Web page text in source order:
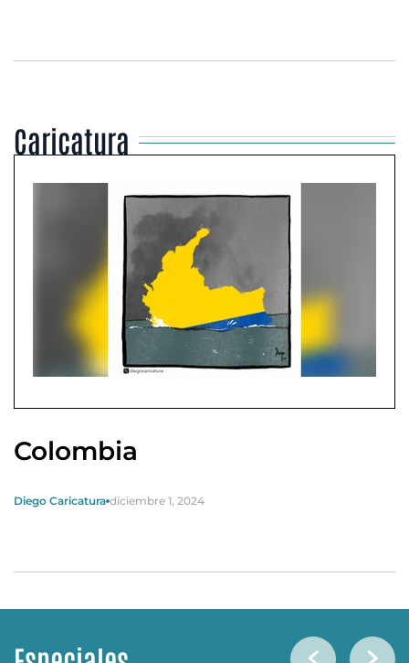
Caricatura
Colombia
Diego Caricatura diciembre 1, 2024